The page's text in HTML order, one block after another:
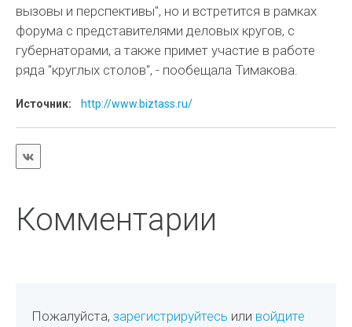
вызовы и перспективы", но и встретится в рамках
форума с представителями деловых кругов, с
губернаторами, а также примет участие в работе
ряда "круглых столов", - пообещала Тимакова.
Источник: http://www.biztass.ru/
Комментарии
Пожалуйста,зарегистрируйтесь или войдите